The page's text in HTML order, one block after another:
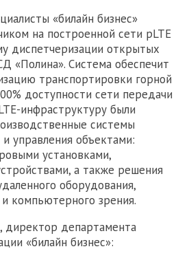
«билайн бизнес»
на построенной сети pLTE
диспетчеризации открытых
«Полина». Система обеспечит
транспортировки горной
доступности сети передачи
инфраструктуру были
системы
управления объектами:
установками,
а также решения
оборудования,
компьютерного зрения.
директор департамента
«билайн бизнес»: